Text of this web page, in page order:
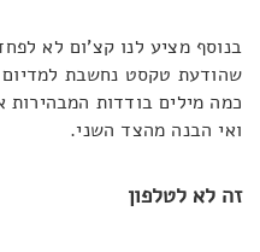
בנוסף מציע לנו קצ'ום לא
שהודעת טקסט נחשבת למדיום
כמה מילים בודדות המבהירות
ואי הבנה מהצד השני.
זה לא לטלפון